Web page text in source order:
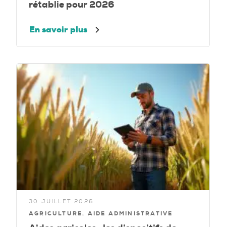
rétablie pour 2026
En savoir plus
30 JUILLET 2026
AGRICULTURE, AIDE ADMINISTRATIVE